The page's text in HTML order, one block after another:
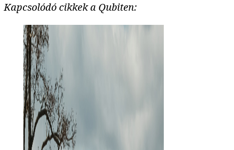
Kapcsolódó cikkek a Qubiten: